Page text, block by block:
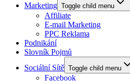
Marketing Toggle child menu
Affiliate
E-mail Marketing
PPC Reklama
Podnikání
Slovník Pojmů
Sociální Sítě Toggle child menu
Facebook